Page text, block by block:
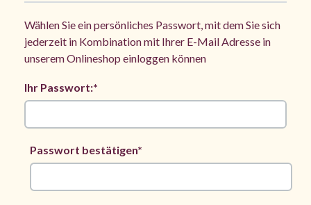
Wählen Sie ein persönliches Passwort, mit dem Sie sich
jederzeit in Kombination mit Ihrer E-Mail Adresse in
unserem Onlineshop einloggen können
Ihr Passwort:*
Passwort bestätigen*